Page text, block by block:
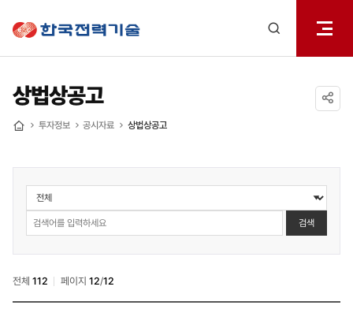
열기
상법상공고
투자정보 공시자료 상법상공고
투자정보
>
공시자료
>
상법상
검색
검색
전체 112 페이지 12/12